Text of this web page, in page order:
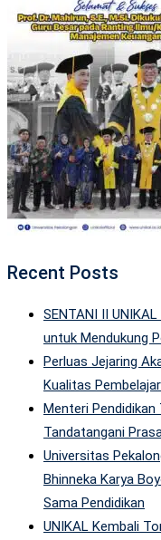
Recent Posts
SENTANI II
untuk Mendukung
Perluas Jejaring
Kualitas
Menteri Pendidikan
Tandatangani
Universitas
Bhinneka Karya
Sama Pendidikan
UNIKAL Kembali